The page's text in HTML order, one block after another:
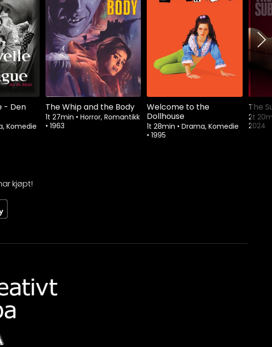
- Den
Komedie
The Whip and the Body
1t 27min • Horror, Romantikk
• 1963
Welcome to the
Dollhouse
1t 28min • Drama, Komedie
• 1995
The
2t
2024
kjøpt!